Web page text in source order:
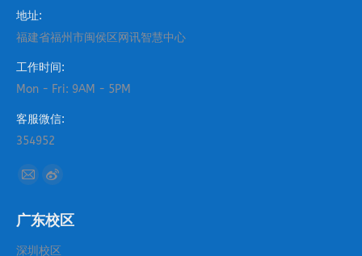
地址:
福建省福州市闽侯区网讯智慧中心
工作时间:
Mon - Fri: 9AM - 5PM
客服微信:
354952
找到我们：
Mail
opens
in
Weibo
opens
in
广东校区
深圳校区